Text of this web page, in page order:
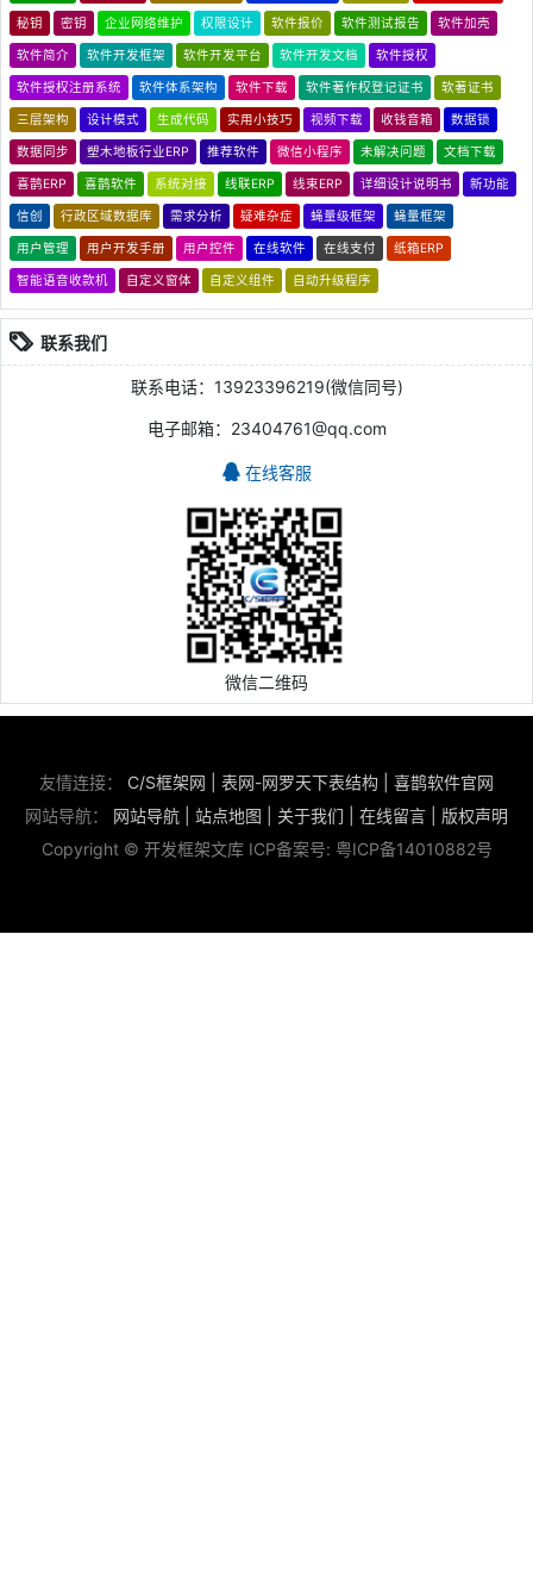
秘钥 密钥 企业网络维护 权限设计 软件报价 软件测试报告 软件加壳
软件简介 软件开发框架 软件开发平台 软件开发文档 软件授权
软件授权注册系统 软件体系架构 软件下载 软件著作权登记证书 软著证书
三层架构 设计模式 生成代码 实用小技巧 视频下载 收钱音箱 数据锁
数据同步 塑木地板行业ERP 推荐软件 微信小程序 未解决问题 文档下载
喜鹊ERP 喜鹊软件 系统对接 线联ERP 线束ERP 详细设计说明书 新功能
信创 行政区域数据库 需求分析 疑难杂症 蝇量级框架 蝇量框架
用户管理 用户开发手册 用户控件 在线软件 在线支付 纸箱ERP
智能语音收款机 自定义窗体 自定义组件 自动升级程序
联系我们
联系电话：13923396219(微信同号)
电子邮箱：23404761@qq.com
在线客服
微信二维码
友情连接： C/S框架网 表网-网罗天下表结构
喜鹊软件官网
网站导航： 网站导航 站点地图 关于我们 在线留言
版权声明
Copyright © 开发框架文库 ICP备案号: 粤ICP备14010882号